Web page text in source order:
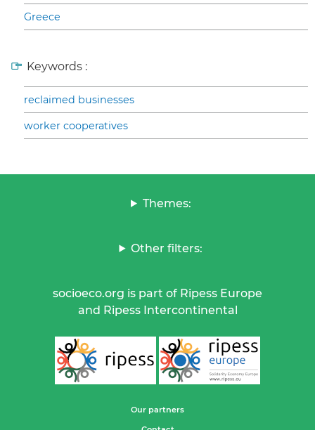
Greece
Keywords :
reclaimed businesses
worker cooperatives
Themes:
Other filters:
socioeco.org is part of Ripess Europe
and Ripess Intercontinental
Our partners